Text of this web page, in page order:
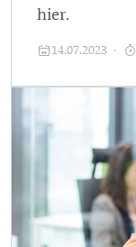
hier.
14.07.2023